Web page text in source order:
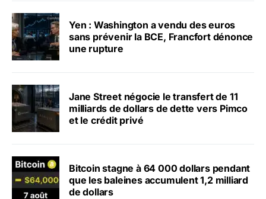
Yen : Washington a vendu des euros
sans prévenir la BCE, Francfort dénonce
une rupture
Jane Street négocie le transfert de 11
milliards de dollars de dette vers Pimco
et le crédit privé
Bitcoin stagne à 64 000 dollars pendant
que les baleines accumulent 1,2 milliard
de dollars